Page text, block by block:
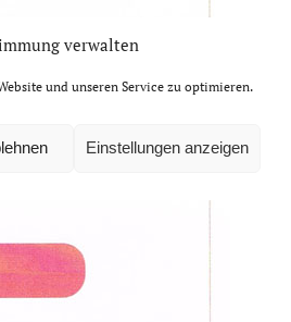
verwalten
und unseren Service zu optimieren.
Einstellungen anzeigen